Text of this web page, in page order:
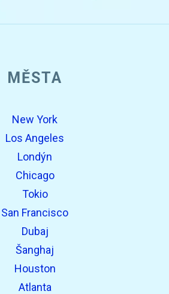
MĚSTA
New York
Los Angeles
Londýn
Chicago
Tokio
San Francisco
Dubaj
Šanghaj
Houston
Atlanta